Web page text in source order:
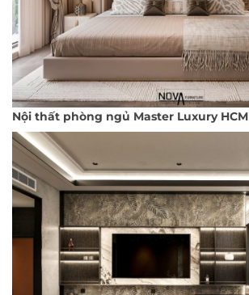
Nội thất phòng ngủ Master Luxury HCM